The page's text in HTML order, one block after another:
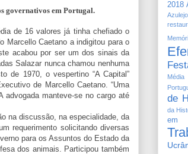
governativos em Portugal.
de 16 valores já tinha chefiado o
Marcello Caetano a indigitou para o
acabou por ser um dos sinais da
Salazar nunca chamou nenhuma
de 1970, o vespertino “A Capital”
de Marcello Caetano. “Uma
advogada manteve-se no cargo até
na discussão, na especialidade, da
requerimento solicitando diversas
para os Assuntos do Estado da
dos animais. Participou também
2018
Azulejo
Média
de
da
em